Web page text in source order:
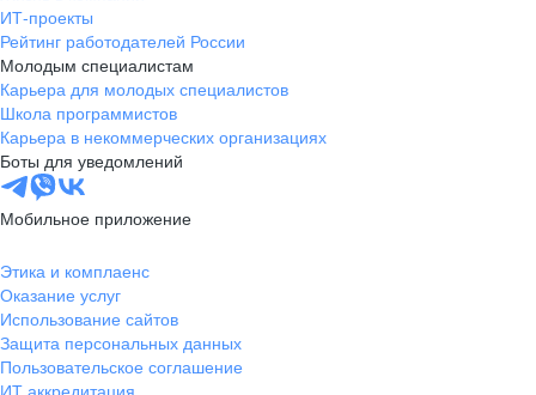
ИТ-проекты
Рейтинг работодателей России
Молодым специалистам
Карьера для молодых специалистов
Школа программистов
Карьера в некоммерческих организациях
Боты для уведомлений
Мобильное приложение
Этика и комплаенс
Оказание услуг
Использование сайтов
Защита персональных данных
Пользовательское соглашение